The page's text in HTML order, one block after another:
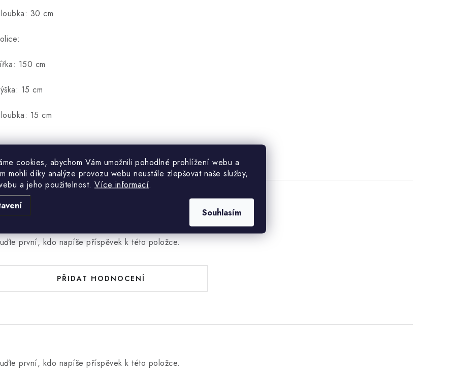
cookies, abychom Vám umožnili pohodlné prohlížení webu a
mohli díky analýze provozu webu neustále zlepšovat naše služby,
a jeho použitelnost. Více informací.
Souhlasím
30 cm
150 cm
15 cm
15 cm
první, kdo napíše příspěvek k této položce.
PŘIDAT HODNOCENÍ
první, kdo napíše příspěvek k této položce.